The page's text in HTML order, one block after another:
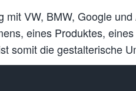
mit VW, BMW, Google
eines Produktes,
somit die gestalterische